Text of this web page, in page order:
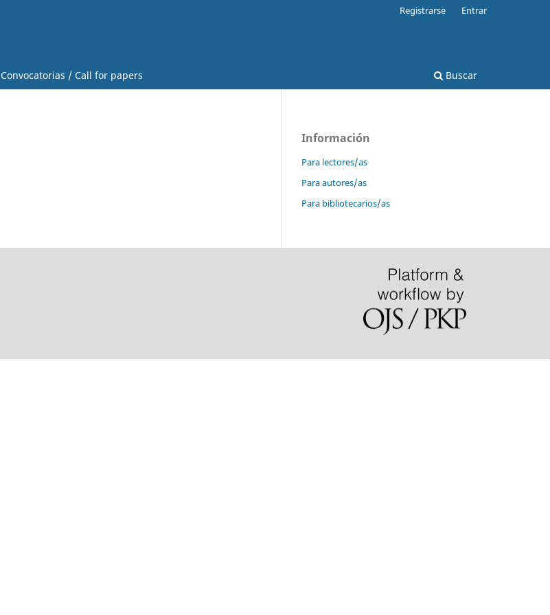
Convocatorias / Call for papers Buscar
Registrarse Entrar
Información
Para lectores/as
Para autores/as
Para bibliotecarios/as